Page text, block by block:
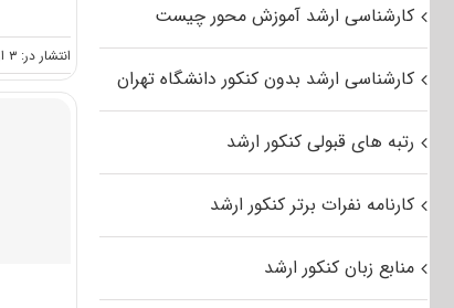
انتشار در: ۳ اردیبهشت, ۱۳۹۲
کارشناسی ارشد آموزش محور چیست
کارشناسی ارشد بدون کنکور دانشگاه تهران
رتبه های قبولی کنکور ارشد
کارنامه نفرات برتر کنکور ارشد
منابع زبان کنکور ارشد